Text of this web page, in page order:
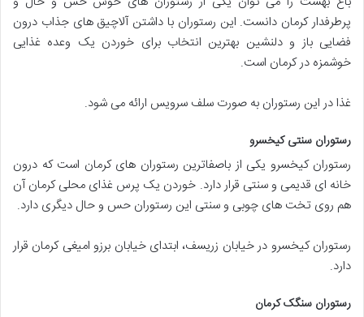
پرطرفدار کرمان دانست. این رستوران با داشتن آلاچیق های جذاب درون
فضایی باز و دلنشین بهترین انتخاب برای خوردن یک وعده غذایی
خوشمزه در کرمان است.
غذا در این رستوران به صورت سلف سرویس ارائه می شود.
رستوران سنتی کیخسرو
رستوران کیخسرو یکی از باصفاترین رستوران های کرمان است که درون
خانه ای قدیمی و سنتی قرار دارد. خوردن یک پرس غذای محلی کرمان آن
هم روی تخت های چوبی و سنتی این رستوران حس و حال دیگری دارد.
رستوران کیخسرو در خیابان زریسف، ابتدای خیابان برزو امیغی کرمان قرار
دارد.
رستوران سنگک کرمان